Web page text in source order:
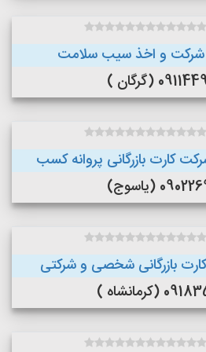
شرکت و اخذ سیب سلامت
(گرگان )
کارت بازرگانی پروانه کسب
(یاسوج)
بازرگانی شخصی و شرکتی
)